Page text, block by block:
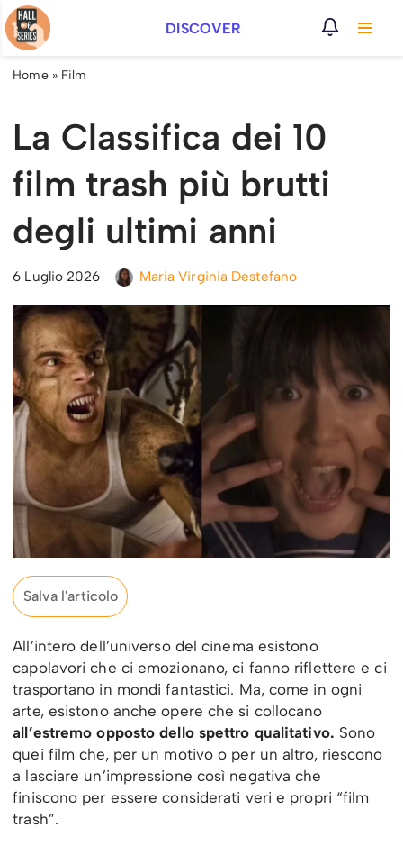
Vai
al
DISCOVER
Home» Film
La Classifica dei 10
film trash più brutti
degli ultimi anni
6 Luglio 2026 Maria Virginia Destefano
Salva l'articolo
All’intero dell’universo del cinema esistono
capolavori che ci emozionano, ci fanno riflettere e ci
trasportano in mondi fantastici. Ma, come in ogni
arte, esistono anche opere che si collocano
all’estremo opposto dello spettro qualitativo. Sono
quei film che, per un motivo o per un altro, riescono
a lasciare un’impressione così negativa che
finiscono per essere considerati veri e propri “film
trash”.